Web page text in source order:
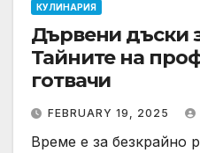
КУЛИНАРИЯ
Дървени дъски
Тайните на
готвачи
FEBRUARY 19, 2025
Време е за безкрайно